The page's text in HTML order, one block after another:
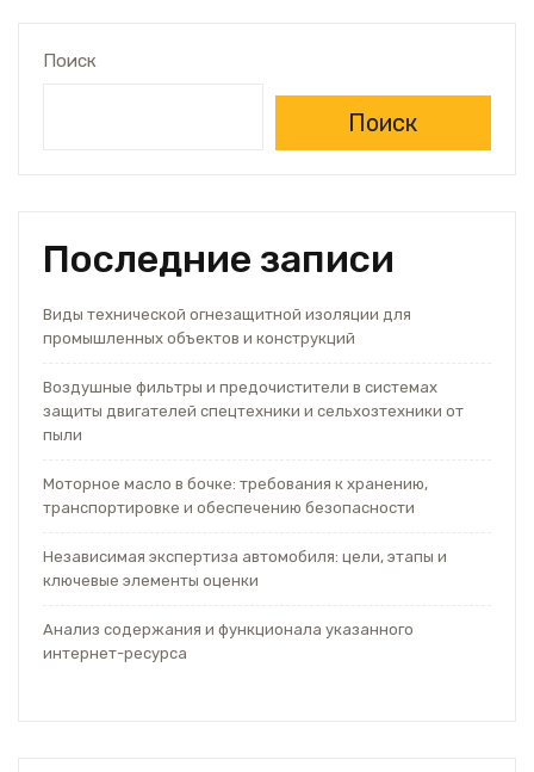
Поиск
Поиск
Последние записи
Виды технической огнезащитной изоляции для
промышленных объектов и конструкций
Воздушные фильтры и предочистители в системах
защиты двигателей спецтехники и сельхозтехники от
пыли
Моторное масло в бочке: требования к хранению,
транспортировке и обеспечению безопасности
Независимая экспертиза автомобиля: цели, этапы и
ключевые элементы оценки
Анализ содержания и функционала указанного
интернет-ресурса